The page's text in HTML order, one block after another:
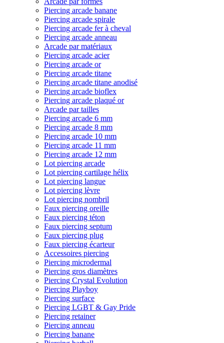
Piercing arcade banane
Piercing arcade spirale
Piercing arcade fer à cheval
Piercing arcade anneau
Arcade par matériaux
Piercing arcade acier
Piercing arcade or
Piercing arcade titane
Piercing arcade titane anodisé
Piercing arcade bioflex
Piercing arcade plaqué or
Arcade par tailles
Piercing arcade 6 mm
Piercing arcade 8 mm
Piercing arcade 10 mm
Piercing arcade 11 mm
Piercing arcade 12 mm
Lot piercing arcade
Lot piercing cartilage hélix
Lot piercing langue
Lot piercing lèvre
Lot piercing nombril
Faux piercing oreille
Faux piercing téton
Faux piercing septum
Faux piercing plug
Faux piercing écarteur
Accessoires piercing
Piercing microdermal
Piercing gros diamètres
Piercing Crystal Evolution
Piercing Playboy
Piercing surface
Piercing LGBT & Gay Pride
Piercing retainer
Piercing anneau
Piercing banane